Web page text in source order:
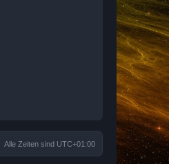
Alle Zeiten sind UTC+01:00